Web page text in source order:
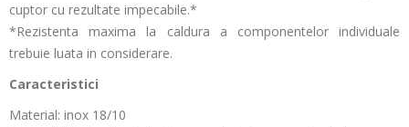
cuptor cu rezultate impecabile.*
*Rezistenta maxima la caldura a componentelor individuale
trebuie luata in considerare.
Caracteristici
Material: inox 18/10